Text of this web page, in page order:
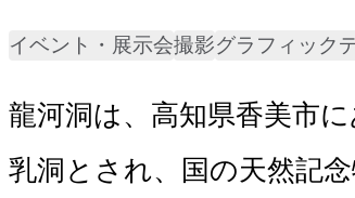
イベント・展示会撮影グラフィック
龍河洞は、高知県香美市
乳洞とされ、国の天然記